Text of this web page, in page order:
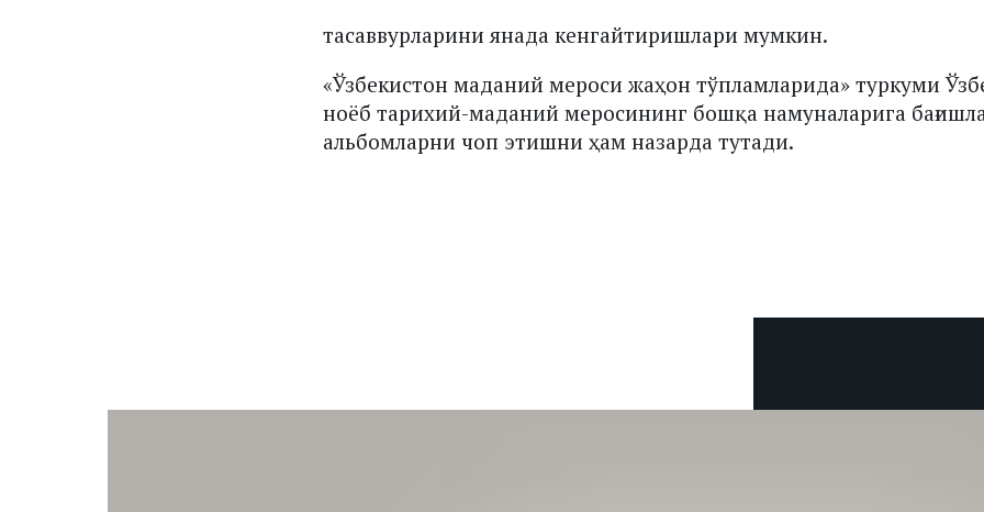
тасаввурларини янада кенгайтиришлари мумкин.
«Ўзбекистон маданий мероси жаҳон тўпламларида» туркуми
ноёб тарихий-маданий меросининг бошқа намуналарига
альбомларни чоп этишни ҳам назарда тутади.